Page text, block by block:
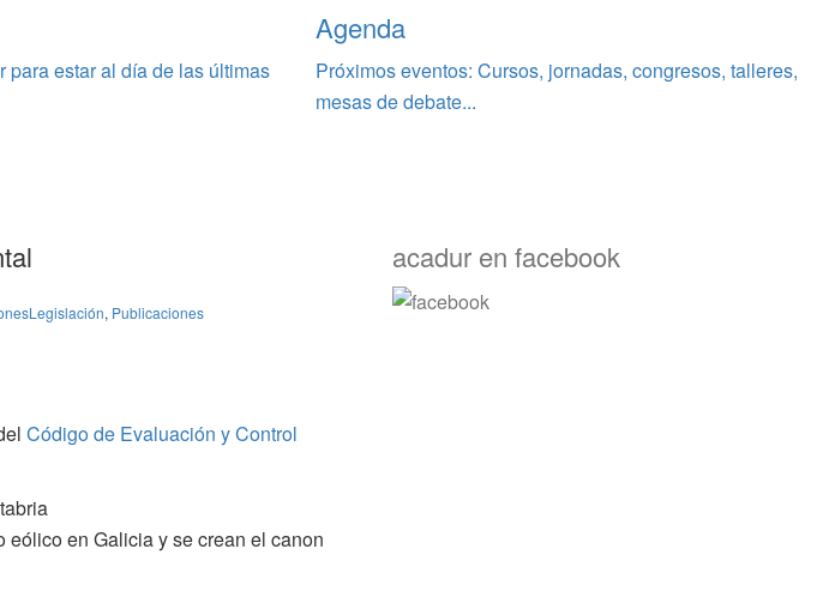
estar al día de las últimas
Agenda
Próximos eventos: Cursos, jornadas, congresos, talleres,
mesas de debate...
Legislación, Publicaciones
Código de Evaluación y Control
en Galicia y se crean el canon
acadur en facebook